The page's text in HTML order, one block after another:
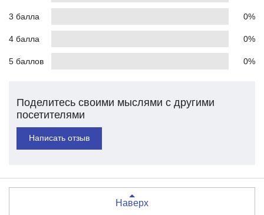
3 балла 0%
4 балла 0%
5 баллов 0%
Поделитесь своими мыслями с другими
посетителями
Написать отзыв
Наверх